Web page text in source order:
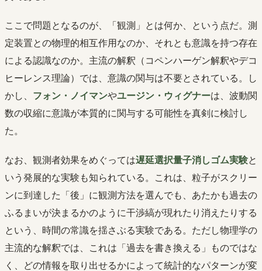
ここで問題となるのが、「観測」とは何か、という点だ。測
定装置との物理的相互作用なのか、それとも意識を持つ存在
による認識なのか。主流の解釈（コペンハーゲン解釈やデコ
ヒーレンス理論）では、意識の関与は不要とされている。し
かし、 フォン・ノイマンやユージン・ウィグナーは、波動関
数の収縮に意識が本質的に関与する可能性を真剣に検討し
た。
なお、観測者効果をめぐっては遅延選択量子消しゴム実験と
いう発展的な実験も知られている。これは、粒子がスクリー
ンに到達した「後」に観測方法を選んでも、あたかも過去の
ふるまいが決まるかのように干渉縞が現れたり消えたりする
という、時間の常識を揺さぶる実験である。ただし物理学の
主流的な解釈では、これは「過去を書き換える」ものではな
く、どの情報を取り出せるかによって統計的なパターンが変